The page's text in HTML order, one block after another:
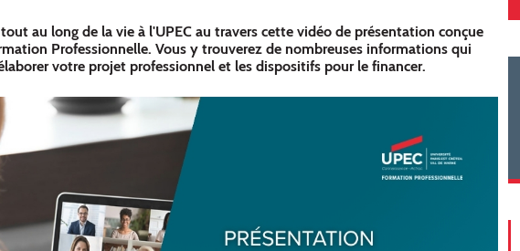
au long de la vie à l'UPEC au travers cette vidéo de présentation conçue
Professionnelle. Vous y trouverez de nombreuses informations qui
votre projet professionnel et les dispositifs pour le financer.